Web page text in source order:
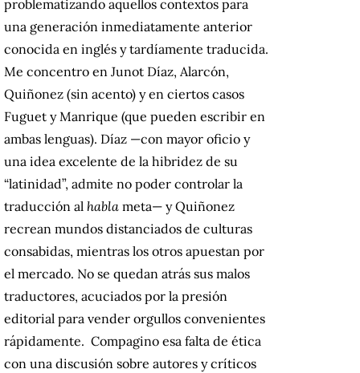
problematizando aquellos contextos para
una generación inmediatamente anterior
conocida en inglés y tardíamente traducida.
Me concentro en Junot Díaz, Alarcón,
Quiñonez (sin acento) y en ciertos casos
Fuguet y Manrique (que pueden escribir en
ambas lenguas). Díaz —con mayor oficio y
una idea excelente de la hibridez de su
“latinidad”, admite no poder controlar la
traducción al habla meta— y Quiñonez
recrean mundos distanciados de culturas
consabidas, mientras los otros apuestan por
el mercado. No se quedan atrás sus malos
traductores, acuciados por la presión
editorial para vender orgullos convenientes
rápidamente. Compagino esa falta de ética
con una discusión sobre autores y críticos